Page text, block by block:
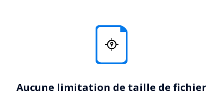
Aucune limitation de taille de fichier